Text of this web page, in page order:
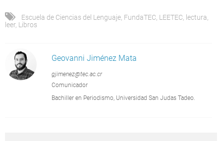
Escuela de Ciencias del Lenguaje FundaTEC LEETEC lectura
leer, Libros
Geovanni Jiménez Mata
gjimenez@tec.ac.cr
Comunicador
Bachiller en Periodismo, Universidad San Judas Tadeo.